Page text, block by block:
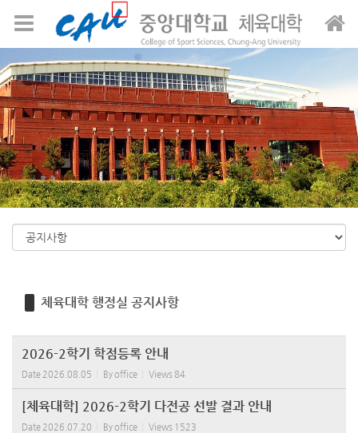
메뉴 건너뛰기
체육대학 행정실 공지사항
2026-2학기 학점등록 안내
Date 2026.08.05 Byoffice Views 84
[체육대학] 2026-2학기 다전공 선발 결과 안내
Date 2026.07.20 Byoffice Views 1523